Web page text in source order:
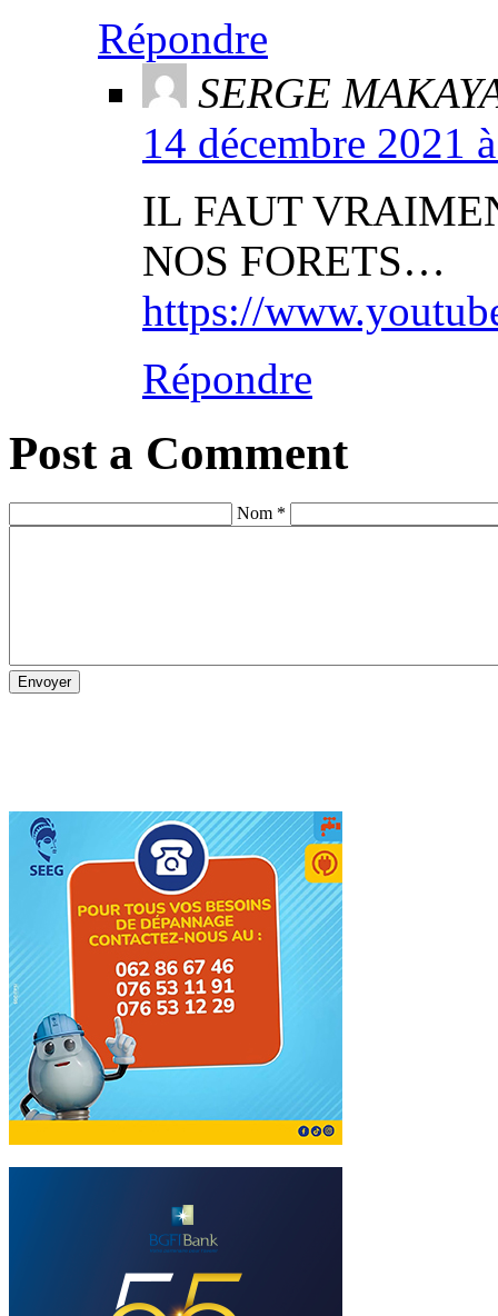
Répondre
SERGE
14 décembre 2021
IL FAUT
NOS FORETS…
https://
Répondre
Post a Comment
Nom *